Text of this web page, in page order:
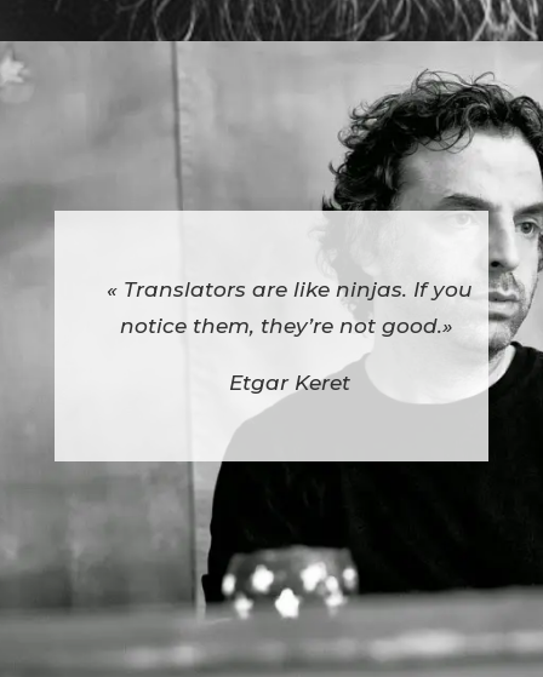
« Translators are like ninjas. If you
notice them, they’re not good.»
Etgar Keret